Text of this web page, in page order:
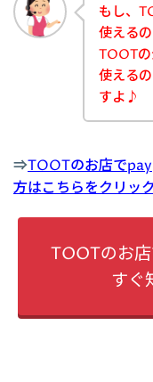
もし、
使える
TOOT
使える
すよ♪
⇒TOOTのお店で
方はこちらをクリック
TOOTのお
すぐ